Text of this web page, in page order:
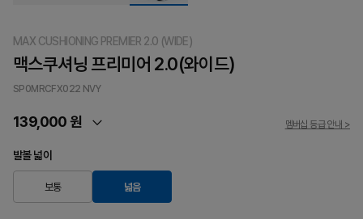
MAX CUSHIONING PREMIER 2.0 (WIDE)
맥스쿠셔닝 프리미어 2.0(와이드)
SP0MRCFX022 NVY
139,000 원 멤버십 등급 안내 >
발볼 넓이
보통 넓음